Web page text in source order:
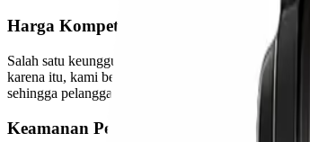
Harga Kompetitif dan Transparan
Salah satu keunggulan Lionel Express adalah
karena itu, kami berkomitmen untuk memberikan
sehingga pelanggan dapat mengetahui rincian biaya
Keamanan Pengiriman yang Terjamin